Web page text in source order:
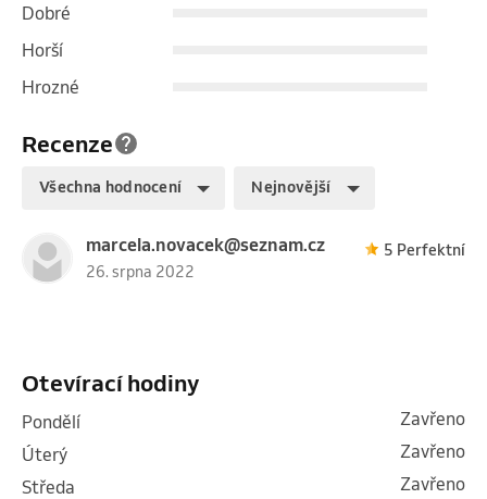
Recenze
Všechna hodnocení Nejnovější
marcela.novacek@seznam.cz
26. srpna 2022
5 Perfektní
Dobré
Horší
Hrozné
Otevírací hodiny
pondělí
Zavřeno
úterý
Zavřeno
středa
Zavřeno